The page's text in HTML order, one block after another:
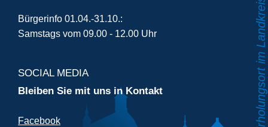
Bürgerinfo 01.04.-31.10.:
Samstags vom 09.00 - 12.00 Uhr
SOCIAL MEDIA
Bleiben Sie mit uns in Kontakt
Facebook